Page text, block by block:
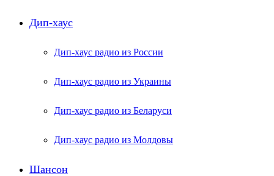
Дип-хаус
Дип-хаус радио из России
Дип-хаус радио из Украины
Дип-хаус радио из Беларуси
Дип-хаус радио из Молдовы
Шансон